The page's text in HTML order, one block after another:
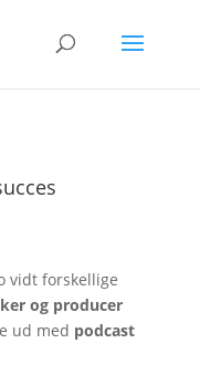
vidt forskellige
og producer
ud med podcast